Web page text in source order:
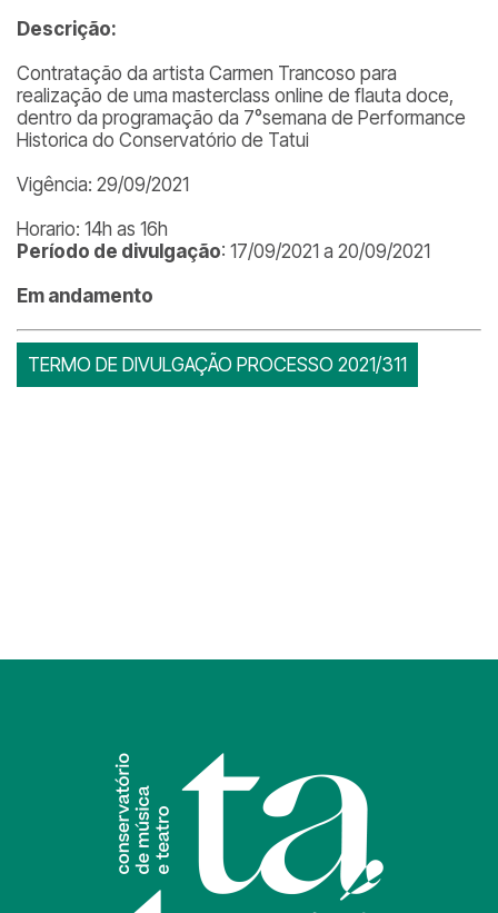
Descrição:
Contratação da artista Carmen Trancoso para
realização de uma masterclass online de flauta doce,
dentro da programação da 7°semana de Performance
Historica do Conservatório de Tatui
Vigência: 29/09/2021
Horario: 14h as 16h
Período de divulgação: 17/09/2021 a 20/09/2021
Em andamento
TERMO DE DIVULGAÇÃO PROCESSO 2021/311